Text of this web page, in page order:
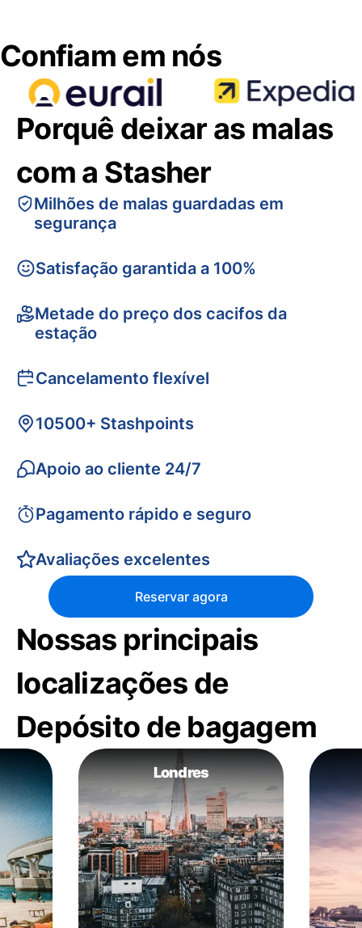
Confiam em nós
Porquê deixar as malas
com a Stasher
Milhões de malas guardadas em
segurança
Satisfação garantida a 100%
Metade do preço dos cacifos da
estação
Cancelamento flexível
10500+ Stashpoints
Apoio ao cliente 24/7
Pagamento rápido e seguro
Avaliações excelentes
Reservar agora
Nossas principais
localizações de
Depósito de bagagem
Londres